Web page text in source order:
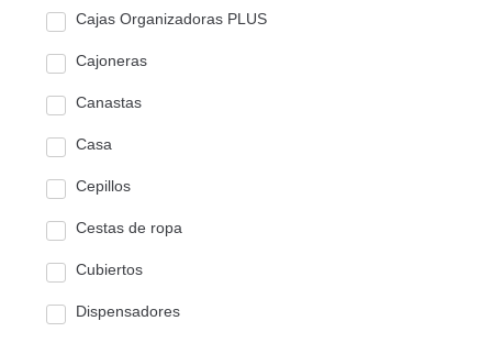
Cajas Organizadoras PLUS
Cajoneras
Canastas
Casa
Cepillos
Cestas de ropa
Cubiertos
Dispensadores